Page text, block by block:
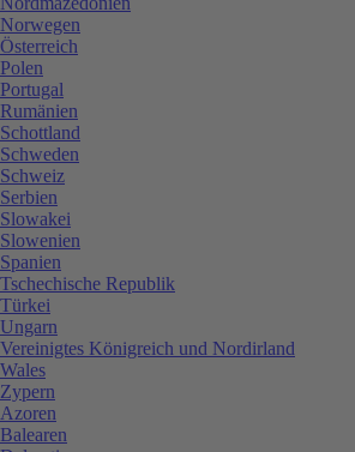
Norwegen
Österreich
Polen
Portugal
Rumänien
Schottland
Schweden
Schweiz
Serbien
Slowakei
Slowenien
Spanien
Tschechische Republik
Türkei
Ungarn
Vereinigtes Königreich und Nordirland
Wales
Zypern
Azoren
Balearen